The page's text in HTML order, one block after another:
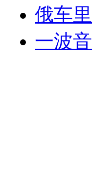
俄车
一波